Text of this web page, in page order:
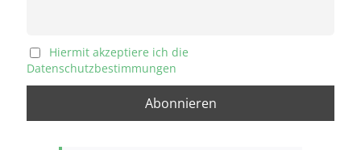
Hiermit akzeptiere ich die
Datenschutzbestimmungen